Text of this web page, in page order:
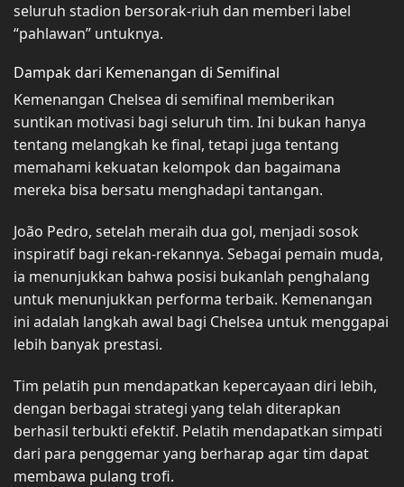
seluruh stadion bersorak-riuh dan memberi label
“pahlawan” untuknya.
Dampak dari Kemenangan di Semifinal
Kemenangan Chelsea di semifinal memberikan
suntikan motivasi bagi seluruh tim. Ini bukan hanya
tentang melangkah ke final, tetapi juga tentang
memahami kekuatan kelompok dan bagaimana
mereka bisa bersatu menghadapi tantangan.
João Pedro, setelah meraih dua gol, menjadi sosok
inspiratif bagi rekan-rekannya. Sebagai pemain muda,
ia menunjukkan bahwa posisi bukanlah penghalang
untuk menunjukkan performa terbaik. Kemenangan
ini adalah langkah awal bagi Chelsea untuk menggapai
lebih banyak prestasi.
Tim pelatih pun mendapatkan kepercayaan diri lebih,
dengan berbagai strategi yang telah diterapkan
berhasil terbukti efektif. Pelatih mendapatkan simpati
dari para penggemar yang berharap agar tim dapat
membawa pulang trofi.